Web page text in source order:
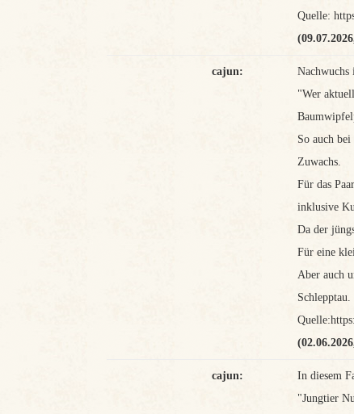
Quelle:
cajun:
Nachwuchs
"Wer
So auch
Zuwachs.
Für das
inklusive
Da der
Für eine
Aber auch
cajun:
In diesem
"Jungtier